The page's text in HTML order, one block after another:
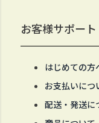
お客様サポート
はじめての方
お支払いにつ
配送・発送に